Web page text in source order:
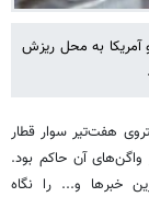
آمریکا به محل ریزش
هفت‌تیر سوار قطار
آن حاکم بود.
خبرها و... را نگاه